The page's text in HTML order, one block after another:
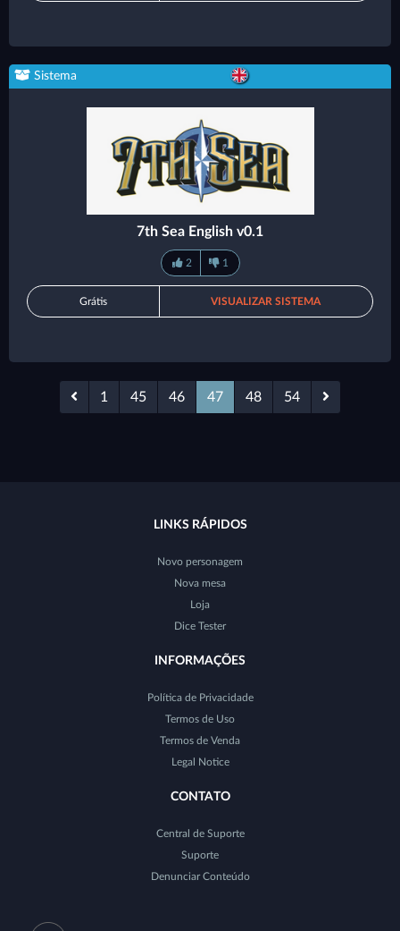
Sistema
7th Sea English v0.1
2 1
Grátis VISUALIZAR SISTEMA
1 45 46 47 48 54
LINKS RÁPIDOS
Novo personagem
Nova mesa
Loja
Dice Tester
INFORMAÇÕES
Política de Privacidade
Termos de Uso
Termos de Venda
Legal Notice
CONTATO
Central de Suporte
Suporte
Denunciar Conteúdo